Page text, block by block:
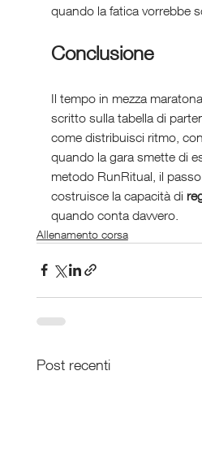
quando la fatica vorrebbe
Conclusione
Il tempo in mezza
scritto sulla tabella di
come distribuisci ritmo,
quando la gara smette di
metodo RunRitual, il
costruisce la capacità di
quando conta davvero.
Allenamento corsa
Post recenti